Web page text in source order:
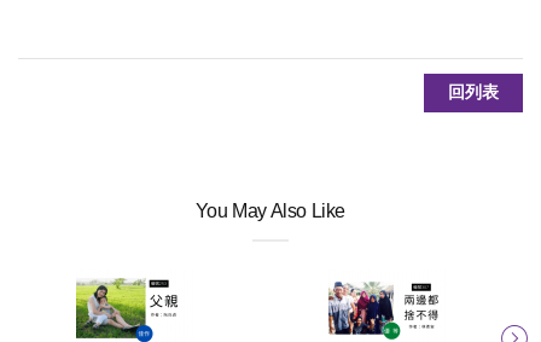
回列表
You May Also Like